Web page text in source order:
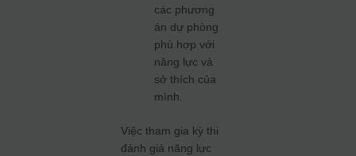
các phương
án dự phòng
phù hợp với
năng lực và
sở thích của
mình.
Việc tham gia kỳ thi
đánh giá năng lực